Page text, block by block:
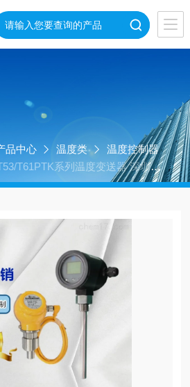
品中心 温度类
温度控制器
T61PTK系列温度变送器 深圳